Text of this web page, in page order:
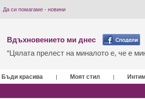
Да си помагаме - новини
Вдъхновението ми днес
“Цялата прелест на миналото е, че е
Бъди красива | Моят стил |